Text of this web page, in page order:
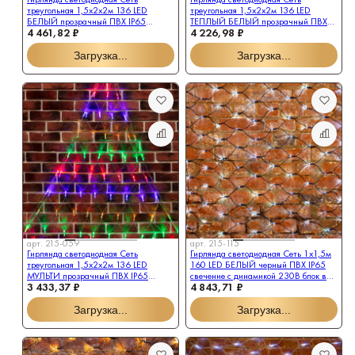
В каталог
Заказать звонок
треугольная 1,5х2х2м 136 LED
БЕЛЫЙ прозрачный ПВХ IP65
свечение с динамикой 230В
контроллер в комплекте NEON-
NIGHT
4 461,82 ₽
Загрузка...
треугольная 1,5х2х2м 136 LED
ТЕПЛЫЙ БЕЛЫЙ прозрачный ПВХ
IP65 свечение с динамикой 230В
контроллер в комплекте NEON-
NIGHT
4 226,98 ₽
Загрузка...
арт. 215-059
Гирлянда светодиодная Сеть
треугольная 1,5х2х2м 136 LED
МУЛЬТИ прозрачный ПВХ IP65
свечение с динамикой 230В
контроллер в комплекте NEON-
NIGHT
3 433,37 ₽
Загрузка...
арт. 215-115
Гирлянда светодиодная Сеть 1х1,5м
160 LED БЕЛЫЙ черный ПВХ IP65
свечение с динамикой 230В блок в
комплекте NEON-NIGHT
4 843,71 ₽
Загрузка...